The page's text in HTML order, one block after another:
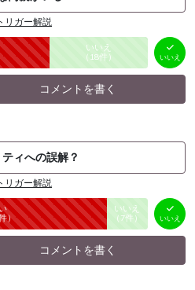
リガー解説
いいえ
（ 18件） いいえ
コメントを書く
ィへの誤解？
リガー解説
） 未投票
いいえ
（ 7件） いいえ
コメントを書く